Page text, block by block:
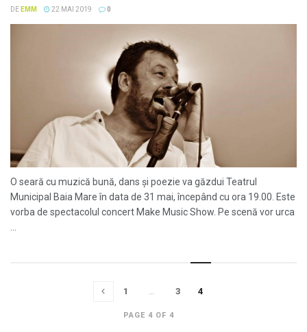
DE EMM 22 MAI 2019 0
O seară cu muzică bună, dans și poezie va găzdui Teatrul
Municipal Baia Mare în data de 31 mai, începând cu ora 19.00. Este
vorba de spectacolul concert Make Music Show. Pe scenă vor urca
PAGE 4 OF 4
1 … 3 4